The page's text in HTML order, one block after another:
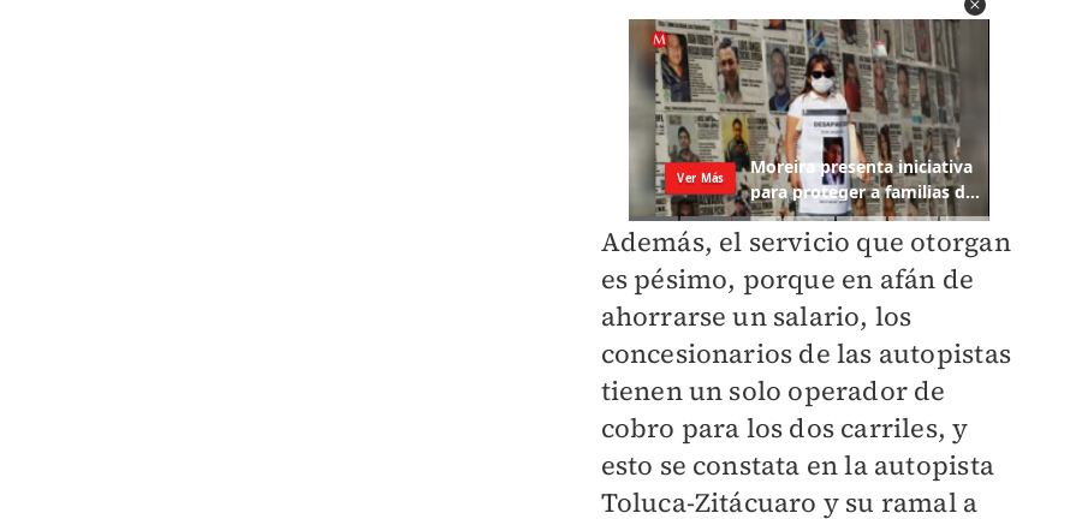
Además, el servicio que otorgan
es pésimo, porque en afán de
ahorrarse un salario, los
concesionarios de las autopistas
tienen un solo operador de
cobro para los dos carriles, y
esto se constata en la autopista
Toluca-Zitácuaro y su ramal a